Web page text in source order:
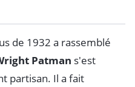
de 1932 a rassemblé
Patman s'est
partisan. Il a fait